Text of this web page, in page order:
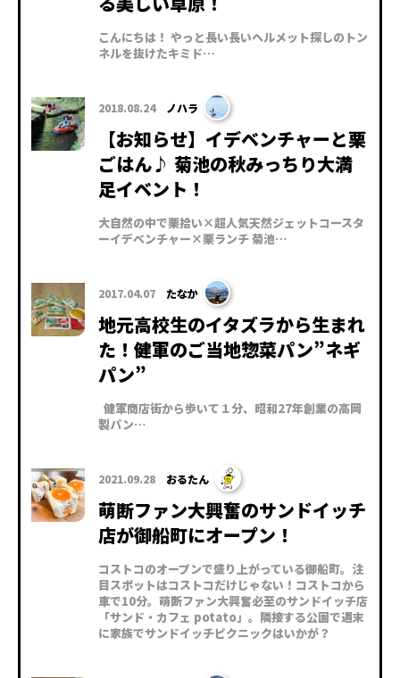
こんにちは！ やっと長い長いヘルメット探しのトン
ネルを抜けたキミド…
2018.08.24 ノハラ
【お知らせ】イデベンチャーと栗
ごはん♪ 菊池の秋みっちり大満
足イベント！
大自然の中で栗拾い×超人気天然ジェットコースタ
ーイデベンチャー×栗ランチ 菊池…
2017.04.07 たなか
地元高校生のイタズラから生まれ
た！健軍のご当地惣菜パン”ネギ
パン”
健軍商店街から歩いて１分、昭和27年創業の高岡
製パン…
2021.09.28 おるたん
萌断ファン大興奮のサンドイッチ
店が御船町にオープン！
コストコのオープンで盛り上がっている御船町。注
目スポットはコストコだけじゃない！コストコから
車で10分。萌断ファン大興奮必至のサンドイッチ店
「サンド・カフェ potato」。隣接する公園で週末
に家族でサンドイッチピクニックはいかが？